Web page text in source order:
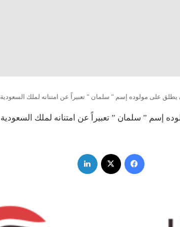
على مولوده إسم ” سلمان ” تعبيراً عن امتنانه لملك السعودية
إسم ” سلمان ” تعبيراً عن امتنانه لملك السعودية
فيسبوك